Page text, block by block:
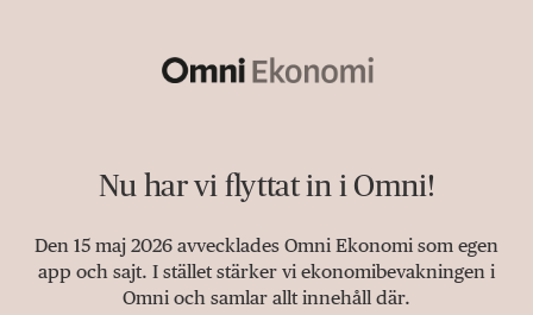
Nu har vi flyttat in i Omni!
Den 15 maj 2026 avvecklades Omni Ekonomi som egen
app och sajt. I stället stärker vi ekonomibevakningen i
Omni och samlar allt innehåll där.